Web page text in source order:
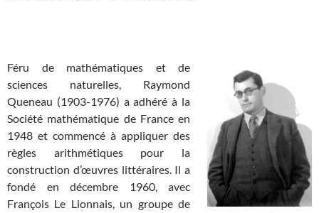
Féru de mathématiques et de
sciences naturelles, Raymond
Queneau (1903-1976) a adhéré à la
Société mathématique de France en
1948 et commencé à appliquer des
règles arithmétiques pour la
construction d’œuvres littéraires. Il a
fondé en décembre 1960, avec
François Le Lionnais, un groupe de